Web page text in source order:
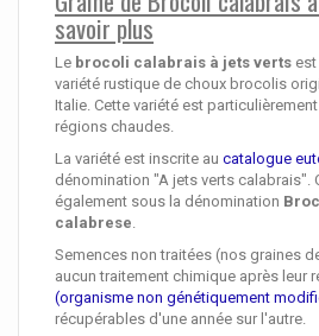
savoir plus
Le brocoli calabrais à jets verts
variété rustique de choux brocolis
Italie. Cette variété est
régions chaudes.
La variété est inscrite au catalogue
dénomination "A jets verts calabrais".
également sous la dénomination B
calabrese.
Semences non traitées (nos graines
aucun traitement chimique après leur
(organisme non génétiquement
récupérables d'une année sur l'autre.